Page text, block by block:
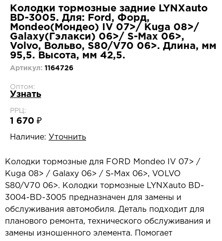
Колодки тормозные задние LYNXauto
BD-3005. Для: Ford, Форд,
Mondeo(Мондео) IV 07>/ Kuga 08>/
Galaxy(Гэлакси) 06>/ S-Max 06>,
Volvo, Вольво, S80/V70 06>. Длина, мм
95,5. Высота, мм 42,5.
Артикул: 1164726
Оптом:
Узнать
РРЦ:
1 670 ₽
Наличие: Уточнить
Колодки тормозные для FORD Mondeo IV 07> /
Kuga 08> / Galaxy 06> / S-Max 06>, VOLVO
S80/V70 06>. Колодки тормозные LYNXauto BD-
3004-BD-3005 предназначен для замены и
обслуживания автомобиля. Деталь подходит для
планового ремонта, технического обслуживания и
замены изношенного элемента. Помогает